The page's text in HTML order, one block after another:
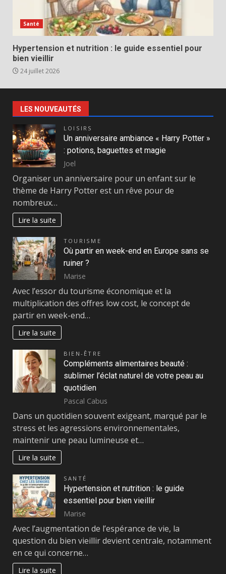
Santé
Hypertension et nutrition : le guide essentiel pour
bien vieillir
24 juillet 2026
LES NOUVEAUTÉS
LOISIRS
Un anniversaire ambiance « Harry Potter »
: potions, baguettes et magie
Joel
Organiser un anniversaire pour un enfant sur le
thème de Harry Potter est un rêve pour de
nombreux…
Lire la suite
TOURISME
Où partir en week-end en Europe sans se
ruiner ?
Marise
Avec l’essor du tourisme économique et la
multiplication des offres low cost, le concept de
partir en week-end…
Lire la suite
BIEN-ÊTRE
Compléments alimentaires beauté :
sublimer l’éclat naturel de votre peau au
quotidien
Pascal Cabus
Dans un quotidien souvent exigeant, marqué par le
stress et les agressions environnementales,
maintenir une peau lumineuse et…
Lire la suite
SANTÉ
Hypertension et nutrition : le guide
essentiel pour bien vieillir
Marise
Avec l’augmentation de l’espérance de vie, la
question du bien vieillir devient centrale, notamment
en ce qui concerne…
Lire la suite